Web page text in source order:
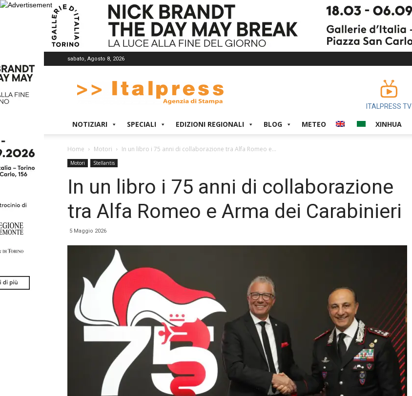
sabato, Agosto 8, 2026
ITALPRESS TV
NOTIZIARI SPECIALI EDIZIONI REGIONALI BLOG METEO XINHUA
Home Motori In un libro i 75 anni di collaborazione tra Alfa Romeo e...
Motori Stellantis
In un libro i 75 anni di collaborazione
tra Alfa Romeo e Arma dei Carabinieri
5 Maggio 2026